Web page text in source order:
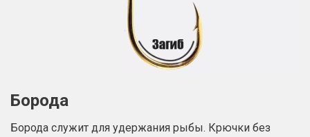
Борода
Борода служит для удержания рыбы. Крючки без